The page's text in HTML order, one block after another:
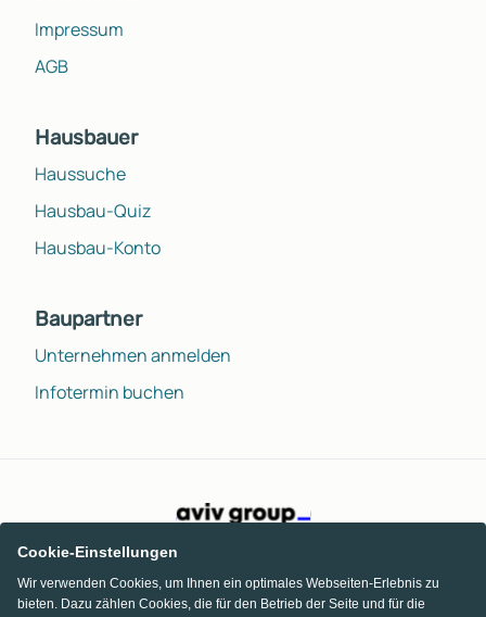
Impressum
AGB
Hausbauer
Haussuche
Hausbau-Quiz
Hausbau-Konto
Baupartner
Unternehmen anmelden
Infotermin buchen
Cookie-Einstellungen
Wir verwenden Cookies, um Ihnen ein optimales Webseiten-Erlebnis zu
bieten. Dazu zählen Cookies, die für den Betrieb der Seite und für die